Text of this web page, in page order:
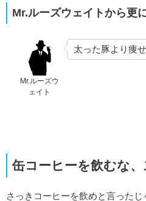
Mr.ルーズウェイトから更
Mr.ルーズウ
ェイト
太った豚より痩
缶コーヒーを飲むな
さっきコーヒーを飲めと言ったじ